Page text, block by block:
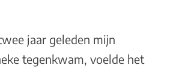
jaar geleden mijn
tegenkwam, voelde het